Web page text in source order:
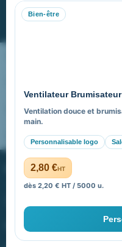
Bien-être
Ventilateur
Ventilation douce et
main.
Personnalisable logo
2,80 €HT
dès 2,20 € HT / 5000 u.
Nos expertises &
FAQ sur Promenoch
Pourquoi ça a marché à
PROMENOCH GOODIES
40 rue Madeleine Michelis